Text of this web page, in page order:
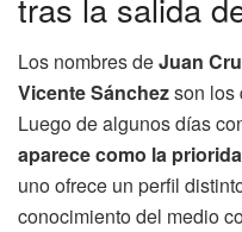
Los nombres deJuan
Vicente Sánchezson los
Luego de algunos días
aparece como la
uno ofrece un perfil
conocimiento del medio